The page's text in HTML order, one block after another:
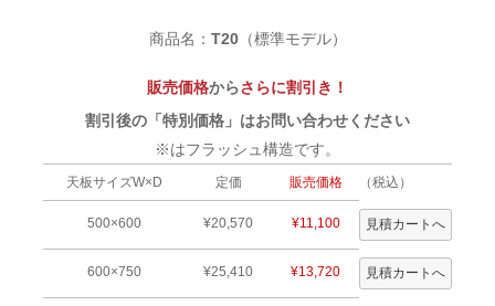
商品名： T20（標準モデル）
販売価格からさらに割引き！
割引後の「特別価格」はお問い合わせください
※はフラッシュ構造です。
天板サイズW×D 定価 販売価格 （税込）
500×600 ¥20,570 ¥11,100
600×750 ¥25,410 ¥13,720